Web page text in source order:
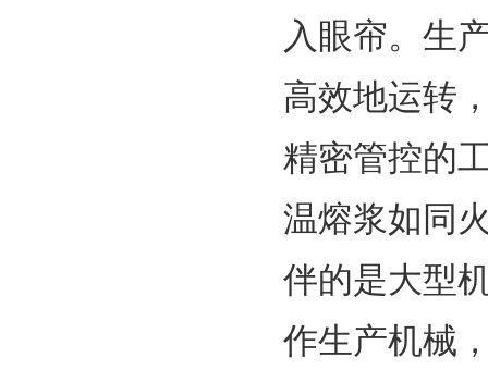
入眼帘。生
高效地运转
精密管控的
温熔浆如同
伴的是大型
作生产机械